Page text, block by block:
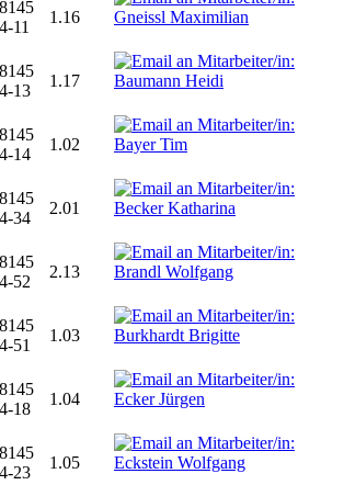
11
1.16
13
1.17
14
1.02
34
2.01
52
2.13
51
1.03
18
1.04
23
1.05